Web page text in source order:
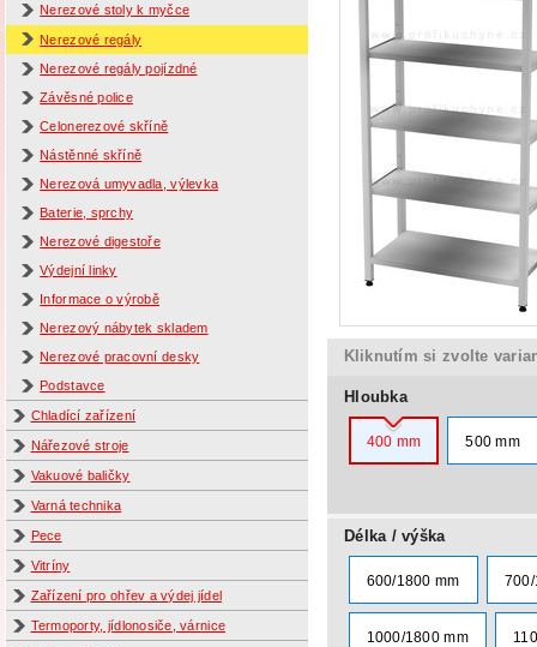
Nerezové stoly k myčce
Nerezové regály
Nerezové regály pojízdné
Závěsné police
Celonerezové skříně
Nástěnné skříně
Nerezová umyvadla, výlevka
Baterie, sprchy
Nerezové digestoře
Výdejní linky
Informace o výrobě
Nerezový nábytek skladem
Nerezové pracovní desky
Podstavce
Chladící zařízení
Nářezové stroje
Vakuové baličky
Varná technika
Pece
Vitríny
Zařízení pro ohřev a výdej jídel
Termoporty, jídlonosiče, várnice
Kliknutím si zvolte
Hloubka
400 mm 500 mm
Délka / výška
600/1800 mm
1000/1800 mm